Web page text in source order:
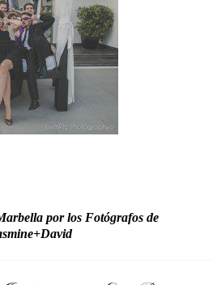
por los Fotógrafos de